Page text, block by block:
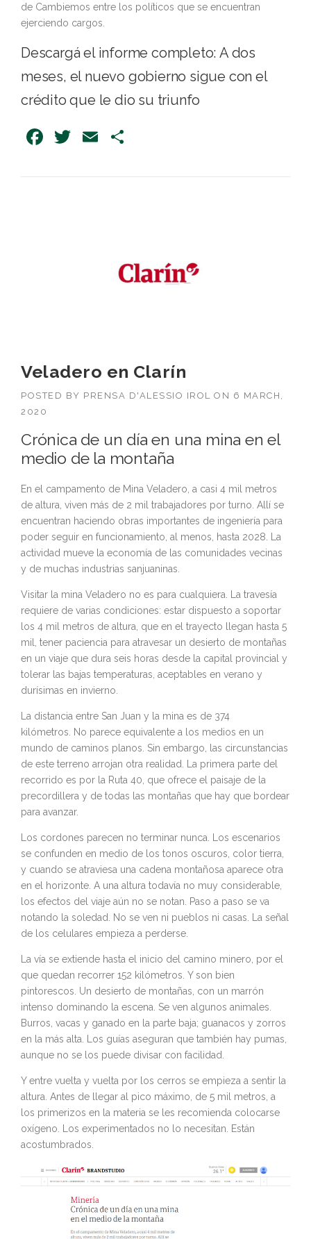
de Cambiemos entre los políticos que se encuentran
ejerciendo cargos.
Descargá el informe completo: A dos
meses, el nuevo gobierno sigue con el
crédito que le dio su triunfo
Facebook
Twitter
Email
Veladero en Clarín
POSTED BY PRENSA D'ALESSIO IROL ON 6 MARCH,
2020
Crónica de un día en una mina en el
medio de la montaña
En el campamento de Mina Veladero, a casi 4 mil metros
de altura, viven más de 2 mil trabajadores por turno. Allí se
encuentran haciendo obras importantes de ingeniería para
poder seguir en funcionamiento, al menos, hasta 2028. La
actividad mueve la economía de las comunidades vecinas
y de muchas industrias sanjuaninas.
Visitar la mina Veladero no es para cualquiera. La travesía
requiere de varias condiciones: estar dispuesto a soportar
los 4 mil metros de altura, que en el trayecto llegan hasta 5
mil, tener paciencia para atravesar un desierto de montañas
en un viaje que dura seis horas desde la capital provincial y
tolerar las bajas temperaturas, aceptables en verano y
durísimas en invierno.
La distancia entre San Juan y la mina es de 374
kilómetros. No parece equivalente a los medios en un
mundo de caminos planos. Sin embargo, las circunstancias
de este terreno arrojan otra realidad. La primera parte del
recorrido es por la Ruta 40, que ofrece el paisaje de la
precordillera y de todas las montañas que hay que bordear
para avanzar.
Los cordones parecen no terminar nunca. Los escenarios
se confunden en medio de los tonos oscuros, color tierra,
y cuando se atraviesa una cadena montañosa aparece otra
en el horizonte. A una altura todavía no muy considerable,
los efectos del viaje aún no se notan. Paso a paso se va
notando la soledad. No se ven ni pueblos ni casas. La señal
de los celulares empieza a perderse.
La vía se extiende hasta el inicio del camino minero, por el
que quedan recorrer 152 kilómetros. Y son bien
pintorescos. Un desierto de montañas, con un marrón
intenso dominando la escena. Se ven algunos animales.
Burros, vacas y ganado en la parte baja; guanacos y zorros
en la más alta. Los guías aseguran que también hay pumas,
aunque no se los puede divisar con facilidad.
Y entre vuelta y vuelta por los cerros se empieza a sentir la
altura. Antes de llegar al pico máximo, de 5 mil metros, a
los primerizos en la materia se les recomienda colocarse
oxígeno. Los experimentados no lo necesitan. Están
acostumbrados.